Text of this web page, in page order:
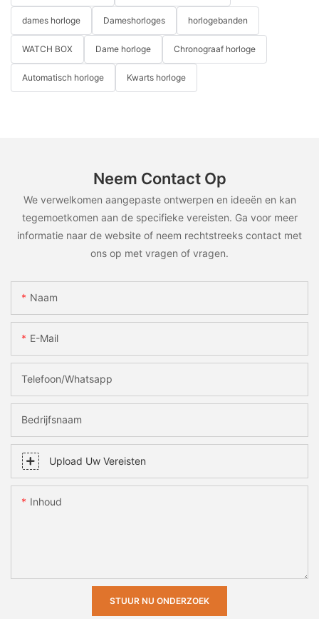
dames horloge Dameshorloges horlogebanden
WATCH BOX Dame horloge Chronograaf horloge
Automatisch horloge Kwarts horloge
Neem Contact Op
We verwelkomen aangepaste ontwerpen en ideeën en kan
tegemoetkomen aan de specifieke vereisten. Ga voor meer
informatie naar de website of neem rechtstreeks contact met
ons op met vragen of vragen.
Naam
E-Mail
Telefoon/whatsapp
Bedrijfsnaam
Upload Uw Vereisten
Inhoud
STUUR NU ONDERZOEK